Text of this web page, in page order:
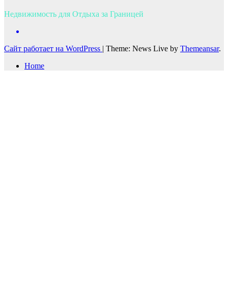
Недвижимость для Отдыха за Границей
Сайт работает на WordPress | Theme: News Live by Themeansar.
Home